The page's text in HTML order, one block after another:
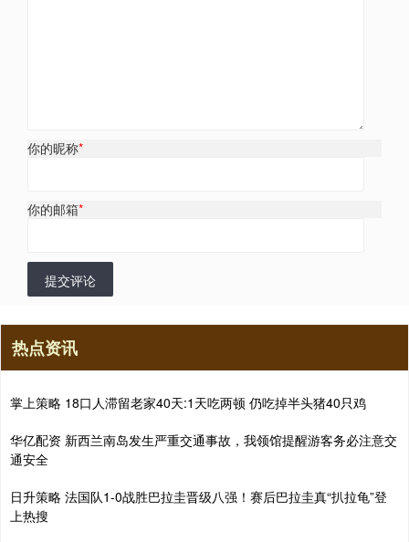
你的昵称*
你的邮箱*
提交评论
热点资讯
掌上策略 18口人滞留老家40天:1天吃两顿 仍吃掉半头猪40只鸡
华亿配资 新西兰南岛发生严重交通事故，我领馆提醒游客务必注意交
通安全
日升策略 法国队1-0战胜巴拉圭晋级八强！赛后巴拉圭真“扒拉龟”登
上热搜